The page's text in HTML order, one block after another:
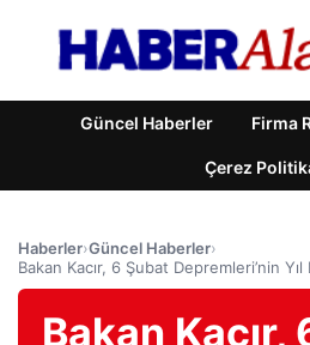
Güncel Haberler Firma
Çerez
Haberler›Güncel Haberler›
Bakan Kacır, 6 Şubat Depremleri’nin
Bakan Kacır,